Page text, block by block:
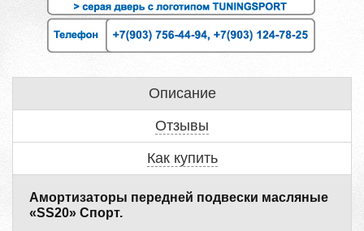
Описание
Отзывы
Как купить
Амортизаторы передней подвески масляные
«SS20» Спорт.